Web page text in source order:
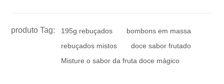
produto Tag: 195g rebuçados
bombons em massa
rebuçados mistos
doce sabor frutado
Misture o sabor da fruta doce mágico